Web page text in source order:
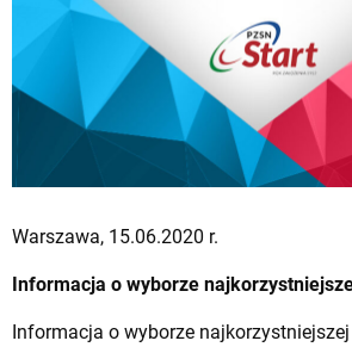
Warszawa, 15.06.2020 r.
Informacja o wyborze
Informacja o wyborze najkorzystniejszej